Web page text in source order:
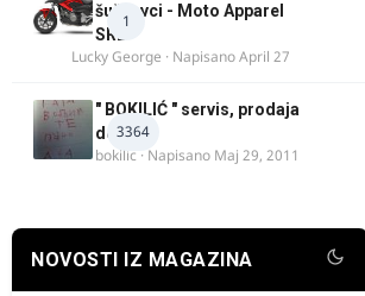
1
šuškavci - Moto Apparel
SRB
Lucky George · NapisanoApril 27
3364
" BOKILIĆ " servis, prodaja
delova
bokilic · Napisano Maj 29, 2011
NOVOSTI IZ MAGAZINA